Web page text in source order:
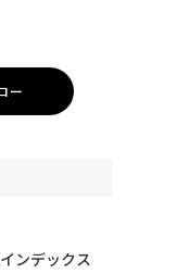
ー
ンデックス